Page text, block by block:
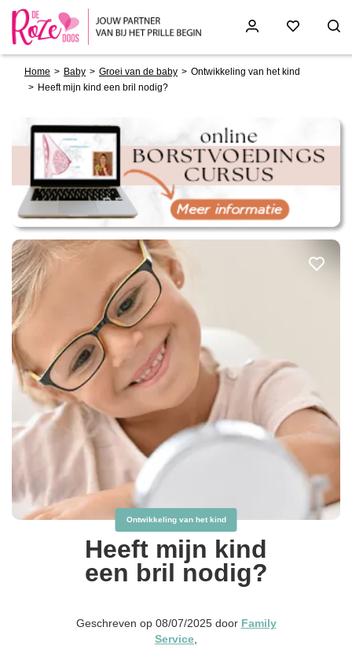
Home Baby Groei van de baby
Ontwikkeling van het kind
Heeft mijn kind een bril nodig?
Ontwikkeling van het kind
Heeft mijn kind
een bril nodig?
Geschreven op 08/07/2025 door Family
Service